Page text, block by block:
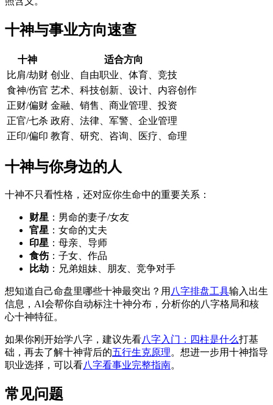
十神与事业方向速查
十神
适合方向
比肩/劫财 创业、自由职业、体育、竞技
食神/伤官 艺术、科技创新、设计、内容创作
正财/偏财 金融、销售、商业管理、投资
正官/七杀 政府、法律、军警、企业管理
正印/偏印 教育、研究、咨询、医疗、命理
十神与你身边的人
十神不只看性格，还对应你生命中的重要关系：
财星 ：男命的妻子/女友
官星 ：女命的丈夫
印星 ：母亲、导师
食伤：子女、作品
比劫 ：兄弟姐妹、朋友、竞争对手
想知道自己命盘里哪些十神最突出？用 八字排盘工具输入出生
信息，AI会帮你自动标注十神分布，分析你的八字格局和核
心十神特征。
如果你刚开始学八字，建议先看八字入门：四柱是什么打基
础，再去了解十神背后的五行生克原理。想进一步用十神指导
职业选择，可以看八字看事业完整指南。
常见问题